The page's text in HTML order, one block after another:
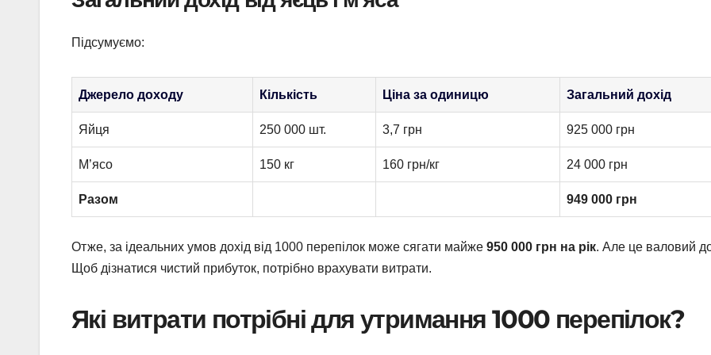
Підсумуємо:
Джерело доходу Кількість Ціна за одиницю Загальний дохід
Яйця 250 000 шт. 3,7 грн 925 000 грн
М’ясо 150 кг 160 грн/кг 24 000 грн
Разом 949 000 грн
Отже, за ідеальних умов дохід від 1000 перепілок може сягати майже 950 000 грн на рік. Але це валовий
Щоб дізнатися чистий прибуток, потрібно врахувати витрати.
Які витрати потрібні для утримання 1000 перепілок?